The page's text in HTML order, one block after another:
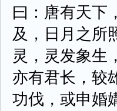
曰：唐有天下
及，日月之所
灵，灵发象生
亦有君长，较
功伐，或申婚